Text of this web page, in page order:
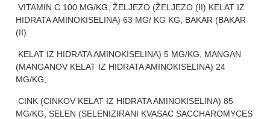
VITAMIN C 100 MG/KG, ŽELJEZO (ŽELJEZO (II) KELAT IZ
HIDRATA AMINOKISELINA) 63 MG/ KG KG, BAKAR (BAKAR
(II)
KELAT IZ HIDRATA AMINOKISELINA) 5 MG/KG, MANGAN
(MANGANOV KELAT IZ HIDRATA AMINOKISELINA) 24
MG/KG,
CINK (CINKOV KELAT IZ HIDRATA AMINOKISELINA) 85
MG/KG, SELEN (SELENIZIRANI KVASAC SACCHAROMYCES